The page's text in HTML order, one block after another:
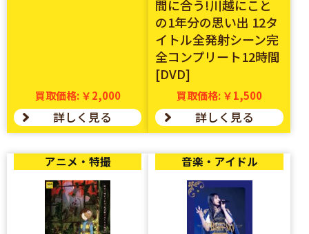
買取価格: ￥2,000
詳しく見る
間に合う!川越にこと
の1年分の思い出 12タ
イトル全発射シーン完
全コンプリート12時間
[DVD]
買取価格: ￥1,500
詳しく見る
アニメ・特撮 音楽・アイドル